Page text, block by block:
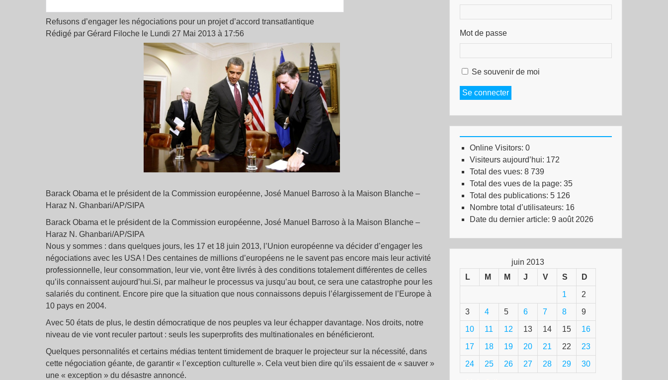
Refusons d’engager les négociations pour un projet d’accord transatlantique
Rédigé par Gérard Filoche le Lundi 27 Mai 2013 à 17:56
Barack Obama et le président de la Commission européenne, José Manuel Barroso à la Maison Blanche –
Haraz N. Ghanbari/AP/SIPA
Barack Obama et le président de la Commission européenne, José Manuel Barroso à la Maison Blanche –
Haraz N. Ghanbari/AP/SIPA
Nous y sommes : dans quelques jours, les 17 et 18 juin 2013, l’Union européenne va décider d’engager les
négociations avec les USA ! Des centaines de millions d’européens ne le savent pas encore mais leur activité
professionnelle, leur consommation, leur vie, vont être livrés à des conditions totalement différentes de celles
qu’ils connaissent aujourd’hui.Si, par malheur le processus va jusqu’au bout, ce sera une catastrophe pour les
salariés du continent. Encore pire que la situation que nous connaissons depuis l’élargissement de l’Europe à
10 pays en 2004.
Avec 50 états de plus, le destin démocratique de nos peuples va leur échapper davantage. Nos droits, notre
niveau de vie vont reculer partout : seuls les superprofits des multinationales en bénéficieront.
Quelques personnalités et certains médias tentent timidement de braquer le projecteur sur la nécessité, dans
cette négociation géante, de garantir « l’exception culturelle ». Cela veut bien dire qu’ils essaient de « sauver »
une « exception » du désastre annoncé.
Mot de passe
Se souvenir de moi
Se connecter
Online Visitors: 0
Visiteurs aujourd’hui: 172
Total des vues: 8 739
Total des vues de la page: 35
Total des publications: 5 126
Nombre total d’utilisateurs: 16
Date du dernier article: 9 août 2026
juin 2013
L
M M J V S D
1 2
3 4 5 6 7 8 9
10 11 12 13 14 15 16
17 18 19 20 21 22 23
24 25 26 27 28 29 30